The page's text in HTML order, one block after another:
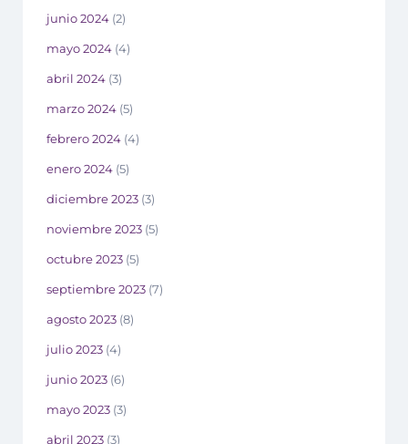
junio 2024 (2)
mayo 2024 (4)
abril 2024 (3)
marzo 2024 (5)
febrero 2024 (4)
enero 2024 (5)
diciembre 2023 (3)
noviembre 2023 (5)
octubre 2023 (5)
septiembre 2023 (7)
agosto 2023 (8)
julio 2023 (4)
junio 2023 (6)
mayo 2023 (3)
abril 2023 (3)